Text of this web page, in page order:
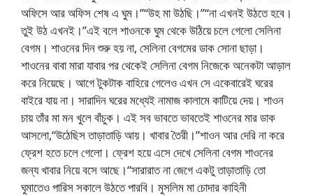
অফিসে আর অফিস শেষ এ ঘুম।”“উহ মা উঠছি।”“না এখনই উঠতে হবে।
তুই উঠ এখনই।”এই বলে শাওনকে ঘুম থেকে উঠিয়ে চলে গেলো সেলিনা
বেগম। শাওনের দিন শুরু হয় না, সেলিনা বেগমের ডাক সোনা ছাড়া।
শাওনের বাবা মারা যাবার পর থেকেই সেলিনা বেগম নিজেকে অনেকটা আড়াল
করে নিয়েছে। আগে টুকটাক বাহিরে গেলেও এখন সে একেবারেই ঘরের
বাইরে যায় না। সারাদিন ঘরের মধ্যেই নামাজ কালামে কাটিয়ে দেয়। শাওন
চায় তাঁর মা মন খুলে বাঁচুক। এই সব ভাবতে ভাবতেই শাওনের মার ডাক
আসলো,“উঠেছিস তাড়াতাড়ি আয়। খাবার তৈরী।”শাওন আর দেরি না করে
ফ্রেশ হতে চলে গেলো। ফ্রেশ হয়ে এসে দেখে সেলিনা বেগম শাওনের
জন্য খাবার নিয়ে বসে আছে।“সারারাত না জেগে একটু তাড়াতাড়ি তো
ঘুমাতেও পারিস সকালে উঠতে পারবি। মুসলিম মা চোদার কাহিনী